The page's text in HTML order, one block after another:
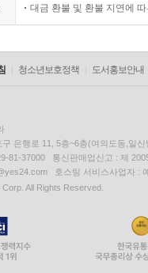
대금 환불 및 환불 지연에
청소년보호정책 도서홍보안내
은행로 11, 5층~6층(여의도동,일신
81-37000 통신판매업신고 : 제
호스팅 서비스사업자 :
All Rights Reserved.